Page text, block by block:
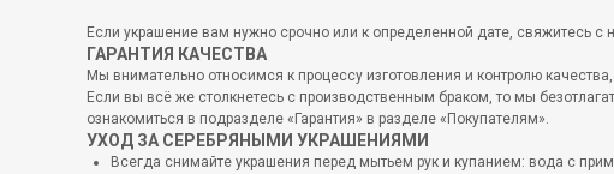
Если украшение вам нужно срочно или к определенной дате, свяжитесь
ГАРАНТИЯ КАЧЕСТВА
Мы внимательно относимся к процессу изготовления и контролю
Если вы всё же столкнетесь с производственным браком, то мы
ознакомиться в подразделе «Гарантия» в разделе «Покупателям».
УХОД ЗА СЕРЕБРЯНЫМИ УКРАШЕНИЯМИ
Всегда снимайте украшения перед мытьем рук и купанием: вода с